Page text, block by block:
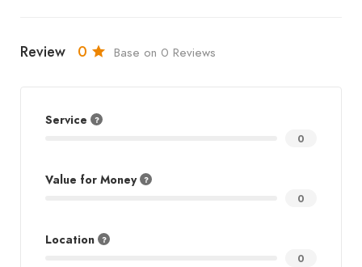
Review 0 Base on 0 Reviews
Service
0
Value for Money
0
Location
0